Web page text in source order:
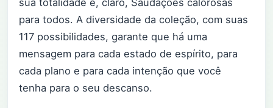
para todos. A diversidade da coleção, com suas
117 possibilidades, garante que há uma
mensagem para cada estado de espírito, para
cada plano e para cada intenção que você
tenha para o seu descanso.